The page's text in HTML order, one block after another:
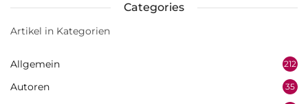
Categories
Artikel in Kategorien
Allgemein 212
Autoren 35